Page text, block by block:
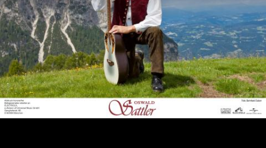
Home News Musik Videos Fotos Biografie
Oswald Sattler - Pressefotos 2020